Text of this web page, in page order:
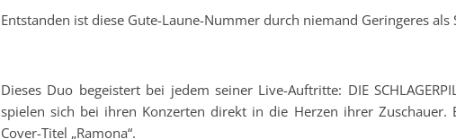
Entstanden ist diese Gute-Laune-Nummer durch niemand Geringeres als
Dieses Duo begeistert bei jedem seiner Live-Auftritte: DIE
spielen sich bei ihren Konzerten direkt in die Herzen ihrer
Cover-Titel „Ramona“.